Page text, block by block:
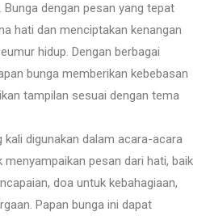
dengan pesan yang tepat
hati dan menciptakan kenangan
hidup. Dengan berbagai
bunga memberikan kebebasan
tampilan sesuai dengan tema
kali digunakan dalam acara-acara
pesan dari hati, baik
doa untuk kebahagiaan,
Papan bunga ini dapat